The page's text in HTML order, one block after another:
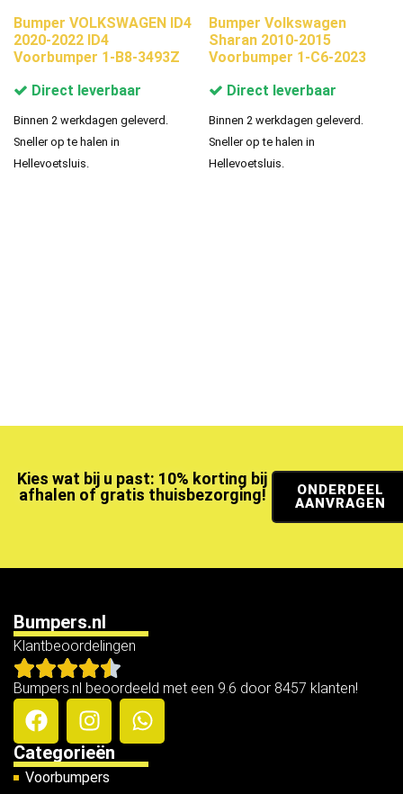
Bumper VOLKSWAGEN ID4
2020-2022 ID4
Voorbumper 1-B8-3493Z
Direct leverbaar
Binnen 2 werkdagen geleverd.
Sneller op te halen in
Hellevoetsluis.
Bumper Volkswagen
Sharan 2010-2015
Voorbumper 1-C6-2023
Direct leverbaar
Binnen 2 werkdagen geleverd.
Sneller op te halen in
Hellevoetsluis.
Kies wat bij u past: 10% korting bij
afhalen of gratis thuisbezorging!
ONDERDEEL
AANVRAGEN
Bumpers.nl
Klantbeoordelingen
Bumpers.nl beoordeeld met een 9.6 door 8457 klanten!
Categorieën
Voorbumpers